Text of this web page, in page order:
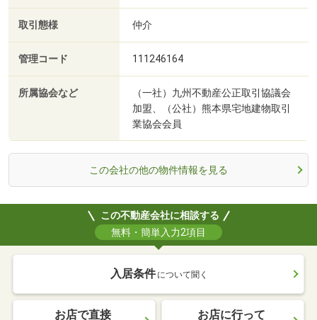
取引態様 仲介
管理コード 111246164
所属協会など
（一社）九州不動産公正取引協議会
加盟、（公社）熊本県宅地建物取引
業協会会員
この会社の他の物件情報を見る
この不動産会社に相談する
無料・簡単入力2項目
入居条件 について聞く
お店で直接 お店に行って